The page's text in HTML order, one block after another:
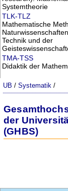
Systemtheorie
TLK-TLZ
Mathematische
Technik und der
TMA-TSS
Didaktik der
UB /Systematik /
der
(GHBS)